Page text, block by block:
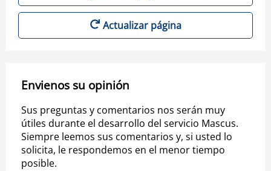
Actualizar página
Envienos su opinión
Sus preguntas y comentarios nos serán muy
útiles durante el desarrollo del servicio Mascus.
Siempre leemos sus comentarios y, si usted lo
solicita, le respondemos en el menor tiempo
posible.